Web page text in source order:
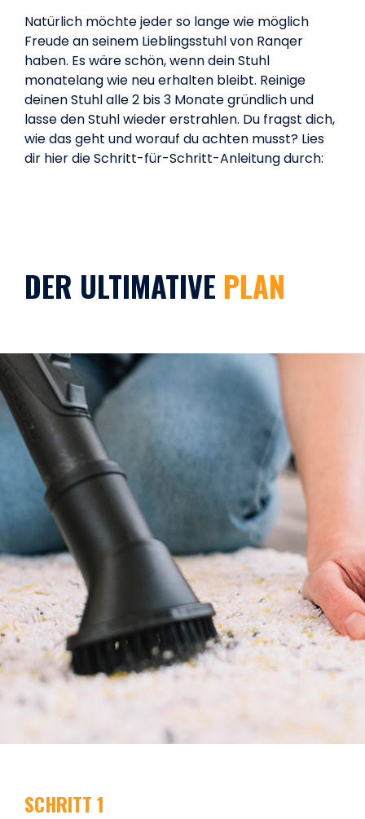
Natürlich möchte jeder so lange wie möglich
Freude an seinem Lieblingsstuhl von Ranqer
haben. Es wäre schön, wenn dein Stuhl
monatelang wie neu erhalten bleibt. Reinige
deinen Stuhl alle 2 bis 3 Monate gründlich und
lasse den Stuhl wieder erstrahlen. Du fragst dich,
wie das geht und worauf du achten musst? Lies
dir hier die Schritt-für-Schritt-Anleitung durch:
DER ULTIMATIVE PLAN
SCHRITT 1